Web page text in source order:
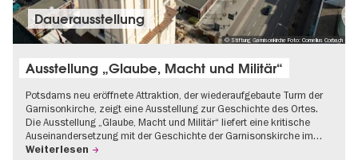
© Stiftung Garnisonkirche Foto: Cornelius Corbach
Dauer­aus­stel­lung
Ausstellung „Glaube, Macht und Militär“
Potsdams neu eröffnete Attraktion, der wiederaufgebaute Turm der
Garnisonkirche, zeigt eine Ausstellung zur Geschichte des Ortes.
Die Ausstellung „Glaube, Macht und Militär“ liefert eine kritische
Auseinandersetzung mit der Geschichte der Garnisonskirche im…
Weiterlesen